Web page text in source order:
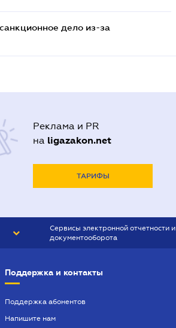
дело из-за
Реклама и PR
на ligazakon.net
ТАРИФЫ
Сервисы электронной отчетности и
документооборота
Поддержка и контакты
Поддержка абонентов
Напишите нам